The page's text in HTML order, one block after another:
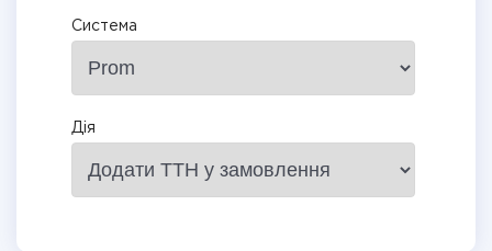
Система
Дія